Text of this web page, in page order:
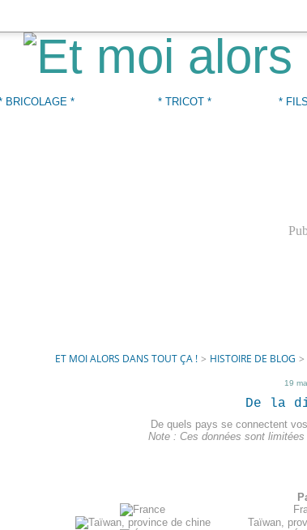
BRICOLAGE * * TRICOT * *
ET MOI ALORS DANS TOUT ÇA ! > HISTOIRE DE BLOG >
19
De la
De quels pays se connectent
Note : Ces données sont
Taïwan,